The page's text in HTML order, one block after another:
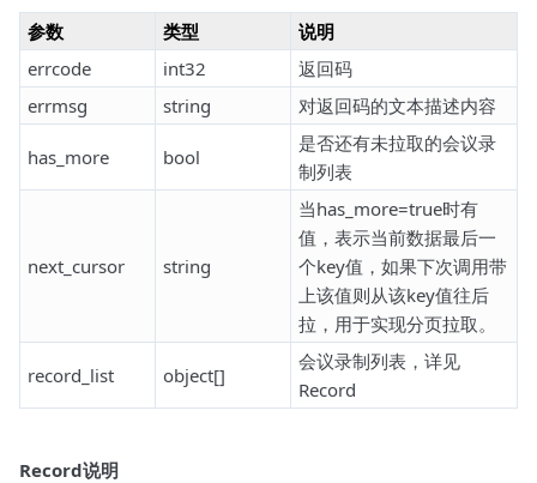
参数 类型
说明
errcode
int32
返回码
errmsg
string 对返回码的文本描述内容
has_more bool
是否还有未拉取的会议录
制列表
next_cursor string
当has_more=true时有
值，表示当前数据最后一
个key值，如果下次调用带
上该值则从该key值往后
拉，用于实现分页拉取。
record_list object[]
会议录制列表，详见
Record
Record说明